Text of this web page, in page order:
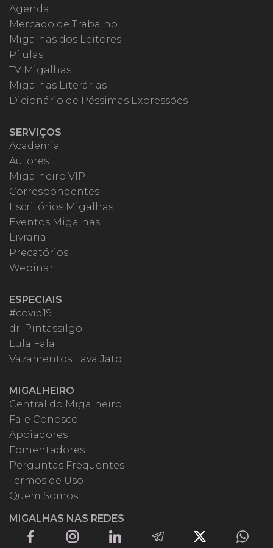
Agenda
Mercado de Trabalho
Migalhas dos Leitores
Pílulas
TV Migalhas
Migalhas Literárias
Dicionário de Péssimas Expressões
SERVIÇOS
Academia
Autores
Migalheiro VIP
Correspondentes
Escritórios Migalhas
Eventos Migalhas
Livraria
Precatórios
Webinar
ESPECIAIS
#covid19
dr. Pintassilgo
Lula Fala
Vazamentos Lava Jato
MIGALHEIRO
Central do Migalheiro
Fale Conosco
Apoiadores
Fomentadores
Perguntas Frequentes
Termos de Uso
Quem Somos
MIGALHAS NAS REDES